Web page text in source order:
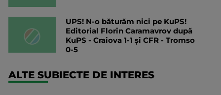
UPS! N-o băturăm nici pe KuPS!
Editorial Florin Caramavrov după
KuPS - Craiova 1-1 și CFR - Tromso
0-5
ALTE SUBIECTE DE INTERES